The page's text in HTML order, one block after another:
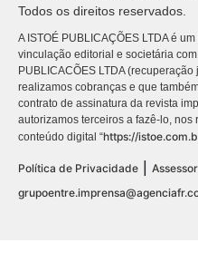
Todos os direitos reservados.
A ISTOÉ PUBLICAÇÕES LTDA é
vinculação editorial e societária
PUBLICACÕES LTDA
realizamos cobranças e que
contrato de assinatura da revista
autorizamos terceiros a fazê-lo,
conteúdo digital “https://
Política de Privacidade |